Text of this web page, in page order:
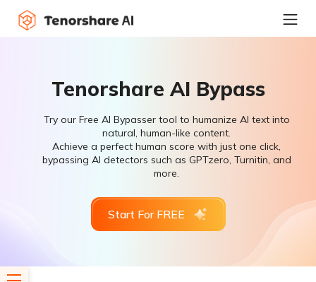
Tenorshare AI Bypass
Try our Free AI Bypasser tool to humanize AI text into
natural, human-like content.
Achieve a perfect human score with just one click,
bypassing AI detectors such as GPTzero, Turnitin, and
more.
Start For FREE